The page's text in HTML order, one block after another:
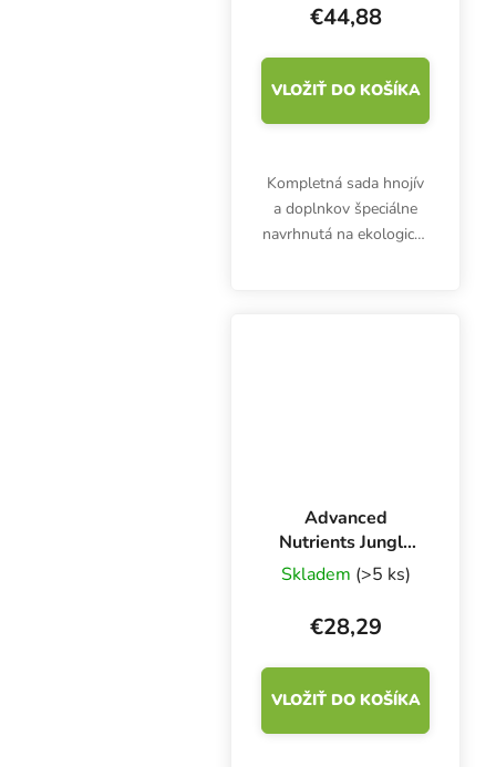
€44,88
VLOŽIŤ DO KOŠÍKA
Kompletná sada hnojív
a doplnkov špeciálne
navrhnutá na ekologické
Advanced
Nutrients Jungle
Juice Grow-
Bloom-Micro 3x1
l, sada hnojív
Skladem (>5 ks)
€28,29
VLOŽIŤ DO KOŠÍKA